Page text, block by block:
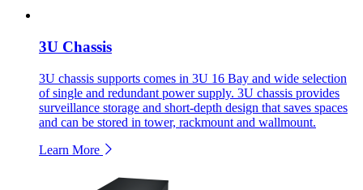
3U Chassis
3U chassis supports comes in 3U 16 Bay and wide selection
of single and redundant power supply. 3U chassis provides
surveillance storage and short-depth design that saves spaces
and can be stored in tower, rackmount and wallmount.
Learn More